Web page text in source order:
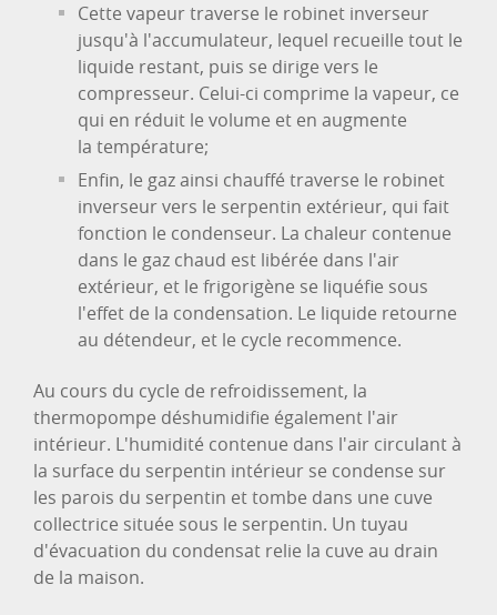
Cette vapeur traverse le robinet inverseur
jusqu'à l'accumulateur, lequel recueille tout le
liquide restant, puis se dirige vers le
compresseur. Celui-ci comprime la vapeur, ce
qui en réduit le volume et en augmente
la température;
Enfin, le gaz ainsi chauffé traverse le robinet
inverseur vers le serpentin extérieur, qui fait
fonction le condenseur. La chaleur contenue
dans le gaz chaud est libérée dans l'air
extérieur, et le frigorigène se liquéfie sous
l'effet de la condensation. Le liquide retourne
au détendeur, et le cycle recommence.
Au cours du cycle de refroidissement, la
thermopompe déshumidifie également l'air
intérieur. L'humidité contenue dans l'air circulant à
la surface du serpentin intérieur se condense sur
les parois du serpentin et tombe dans une cuve
collectrice située sous le serpentin. Un tuyau
d'évacuation du condensat relie la cuve au drain
de la maison.